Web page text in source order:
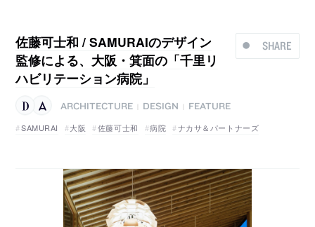
SHARE
佐藤可士和 / SAMURAIのデザイン
監修による、大阪・箕面の「千里リ
ハビリテーション病院」
ARCHITECTURE DESIGN
FEATURE
SAMURAI
大阪 佐藤可士和 病院 ナカサ＆パートナーズ